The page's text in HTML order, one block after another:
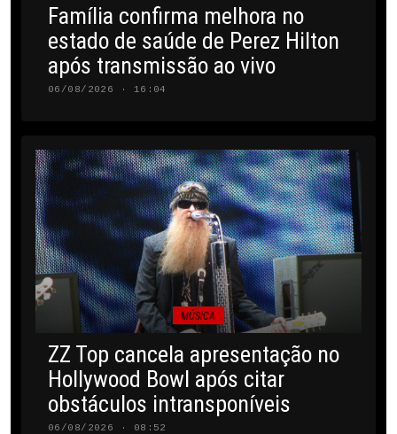
Família confirma melhora no
estado de saúde de Perez Hilton
após transmissão ao vivo
06/08/2026 · 16:04
MÚSICA
ZZ Top cancela apresentação no
Hollywood Bowl após citar
obstáculos intransponíveis
06/08/2026 · 08:52